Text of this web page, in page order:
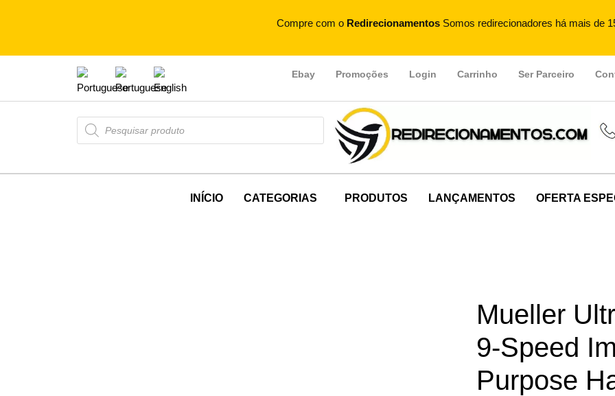
Compre com o Redirecionamentos Somos redirecionadores há mais de
Ebay Promoções Login Carrinho Ser Parceiro
INÍCIO CATEGORIAS PRODUTOS LANÇAMENTOS OFERTA
Mueller
9-Speed
Purpose